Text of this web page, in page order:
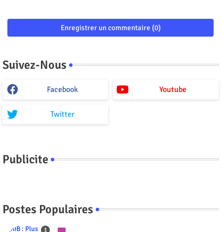
Enregistrer un commentaire (0)
Suivez-Nous
Facebook Youtube
Twitter
Publicite
Postes Populaires